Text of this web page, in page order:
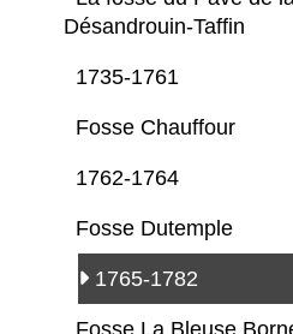
Désandrouin-Taffin
1735-1761
Fosse Chauffour
1762-1764
Fosse Dutemple
1765-1782
Fosse La Bleuse